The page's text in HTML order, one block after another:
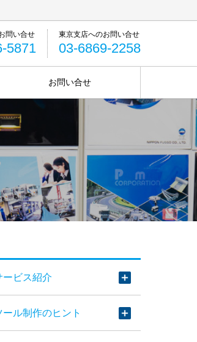
5871 03-6869-2258
お問い合せ
ービス紹介
ール制作のヒント